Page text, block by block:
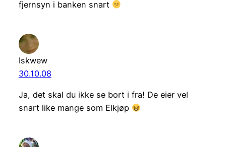
fjernsyn i banken snart
Iskwew
30.10.08
Ja, det skal du ikke se bort i fra! De eier vel
snart like mange som Elkjøp